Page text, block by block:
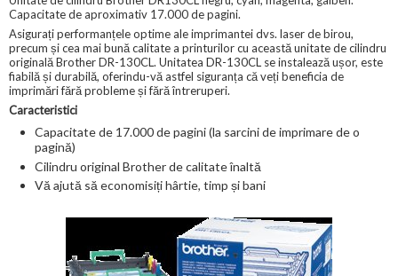
Capacitate de aproximativ 17.000 de pagini.
Asigurați performanțele optime ale imprimantei dvs. laser de birou,
precum și cea mai bună calitate a printurilor cu această unitate de cilindru
originală Brother DR-130CL. Unitatea DR-130CL se instalează ușor, este
fiabilă și durabilă, oferindu-vă astfel siguranța că veți beneficia de
imprimări fără probleme și fără întreruperi.
Caracteristici
Capacitate de 17.000 de pagini (la sarcini de imprimare de o
pagină)
Cilindru original Brother de calitate înaltă
Vă ajută să economisiți hârtie, timp și bani